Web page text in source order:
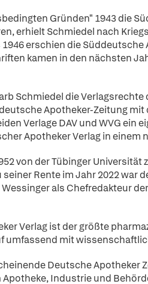
Gründen" 1943 die
erhielt Schmiedel nach
erschien die
kamen in den nächsten
Schmiedel die
Apotheker-Zeitung
Verlage DAV und WVG
Apotheker Verlag in
von der Tübinger
seiner Rente im Jahr 2022
Wessinger als Chefredakteur
Verlag ist der größte
umfassend mit
Deutsche Apotheker
Industrie und